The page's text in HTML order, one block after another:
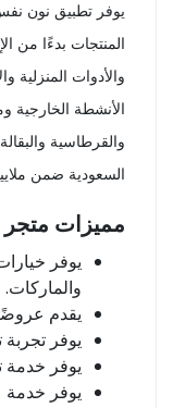
يوفر تطبيق نون
المنتجات بدءًا من
والأدوات المنزلية
الأنشطة الخارجية
والقرطاسية
السعودية ضمن
مميزات
يوفر
والماركات.
يقدم
يوفر
يوفر خدمة
يوفر خدمة